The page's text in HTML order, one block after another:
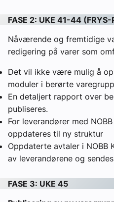
FASE 2: UKE 41-44 (FRYS-
Nåværende og fremtidige
redigering på varer som
Det vil ikke være mulig å
moduler i berørte
En detaljert rapport over
publiseres.
For leverandører med
oppdateres til ny struktur
Oppdaterte avtaler i NOBB
av leverandørene og
FASE 3: UKE 45